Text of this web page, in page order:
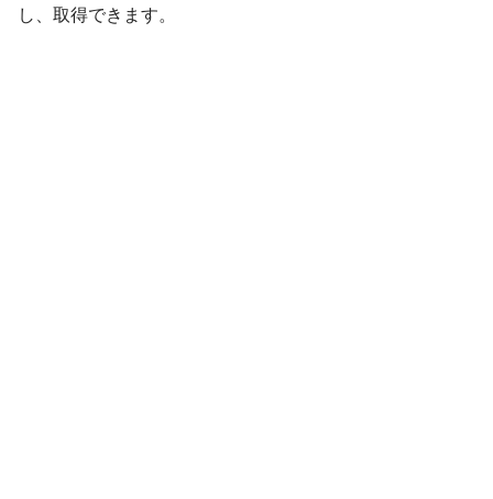
し、取得できます。